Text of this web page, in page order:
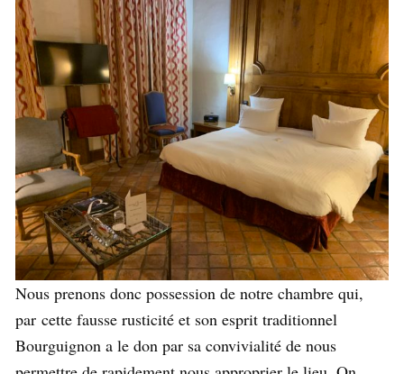
Nous prenons donc possession de notre chambre qui,
par cette fausse rusticité et son esprit traditionnel
Bourguignon a le don par sa convivialité de nous